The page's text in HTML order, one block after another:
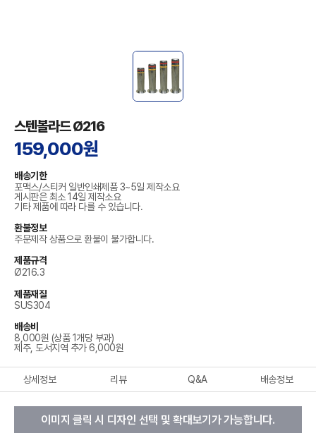
스텐볼라드 Ø216
159,000원
배송기한
포맥스/스티커 일반인쇄제품 3~5일 제작소요
게시판은 최소 14일 제작소요
기타 제품에 따라 다를 수 있습니다.
환불정보
주문제작 상품으로 환불이 불가합니다.
제품규격
Ø216.3
제품재질
SUS304
배송비
8,000원 (상품 1개당 부과)
제주, 도서지역 추가 6,000원
상세정보 리뷰 Q&A 배송정보
이미지 클릭 시 디자인 선택 및 확대보기가 가능합니다.